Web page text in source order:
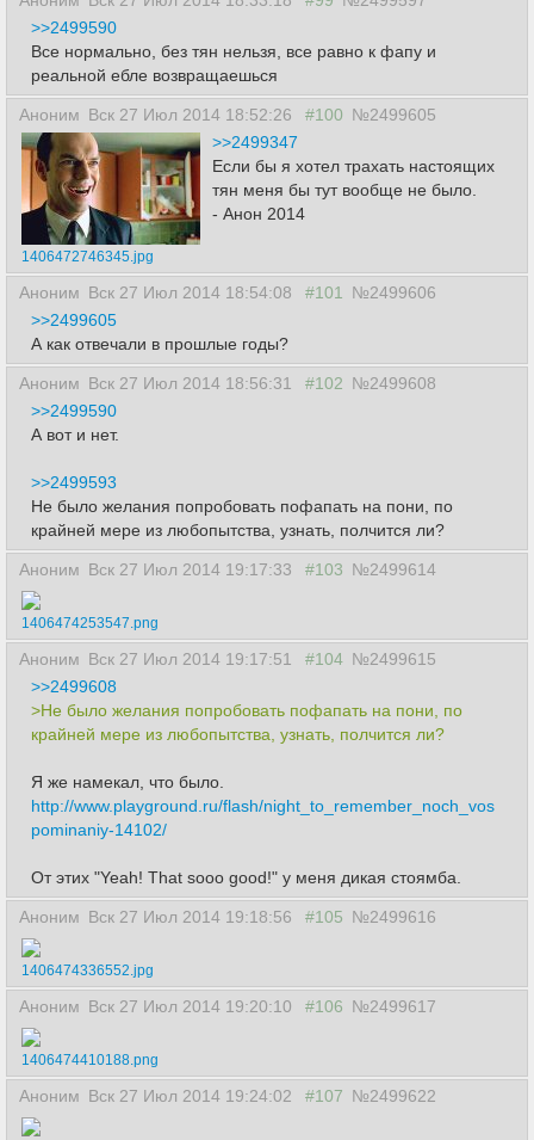
>>2499590
Все нормально, без тян нельзя, все равно к фапу и
реальной ебле возвращаешься
Аноним Вск 27 Июл 2014 18:52:26 #100 №2499605
1406472746345.jpg
>>2499347
Если бы я хотел трахать настоящих
тян меня бы тут вообще не было.
- Анон 2014
Аноним Вск 27 Июл 2014 18:54:08 #101
№2499606
>>2499605
А как отвечали в прошлые годы?
Аноним Вск 27 Июл 2014 18:56:31 #102 №2499608
>>2499590
А вот и нет.
>>2499593
Не было желания попробовать пофапать на пони, по
крайней мере из любопытства, узнать, полчится ли?
Аноним Вск 27 Июл 2014 19:17:33 #103 №2499614
1406474253547.png
Аноним Вск 27 Июл 2014 19:17:51 #104 №2499615
>>2499608
>Не было желания попробовать пофапать на пони, по
крайней мере из любопытства, узнать, полчится ли?
Я же намекал, что было.
http://www.playground.ru/flash/night_to_remember_noch_vos
pominaniy-14102/
От этих "Yeah! That sooo good!" у меня дикая стоямба.
Аноним Вск 27 Июл 2014 19:18:56 #105 №2499616
1406474336552.jpg
Аноним Вск 27 Июл 2014 19:20:10 #106 №2499617
1406474410188.png
Аноним Вск 27 Июл 2014 19:24:02 #107 №2499622